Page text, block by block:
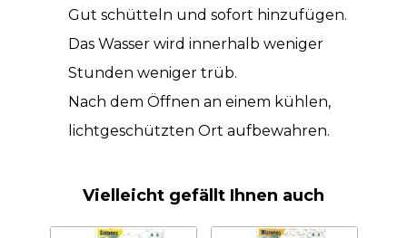
Gut schütteln und sofort hinzufügen.
Das Wasser wird innerhalb weniger
Stunden weniger trüb.
Nach dem Öffnen an einem kühlen,
lichtgeschützten Ort aufbewahren.
Vielleicht gefällt Ihnen auch